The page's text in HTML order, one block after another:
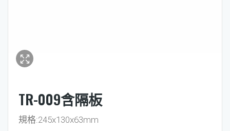
TR-009含隔板
規格:245x130x63mm